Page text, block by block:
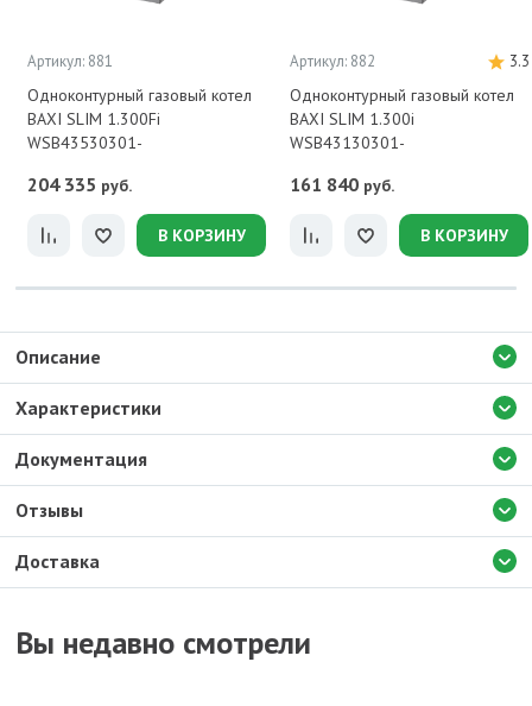
Артикул: 881
Одноконтурный газовый котел
BAXI SLIM 1.300Fi
WSB43530301-
204 335 руб.
В КОРЗИНУ
Артикул: 882 3.3
Одноконтурный газовый котел
BAXI SLIM 1.300i
WSB43130301-
161 840 руб.
В КОРЗИНУ
Доставка
Описание
Характеристики
Документация
Отзывы
Вы недавно смотрели